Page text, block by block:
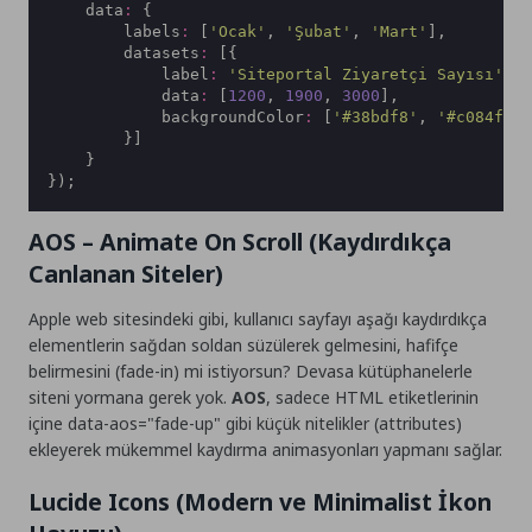
    data
:
{
        labels
: 'Ocak ' , ' Şubat ' , 'Mart '
],
        datasets
:
[{
            label
: ' Siteportal Ziyaretçi Sayısı '
            data
: 1200 , 1900 , 3000 ],
            backgroundColor
: '#38bdf8 ' , '#c084fc
        }]
    }
});
AOS – Animate On Scroll (Kaydırdıkça
Canlanan Siteler)
Apple web sitesindeki gibi, kullanıcı sayfayı aşağı kaydırdıkça
elementlerin sağdan soldan süzülerek gelmesini, hafifçe
belirmesini (fade-in) mi istiyorsun? Devasa kütüphanelerle
siteni yormana gerek yok.AOS, sadece HTML etiketlerinin
içine data-aos="fade-up" gibi küçük nitelikler (attributes)
ekleyerek mükemmel kaydırma animasyonları yapmanı sağlar.
Lucide Icons (Modern ve Minimalist İkon